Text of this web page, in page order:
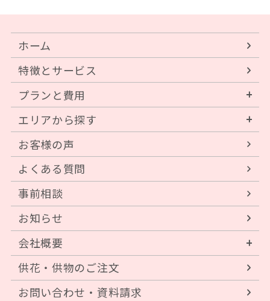
ホーム
特徴とサービス
プランと費用
エリアから探す
お客様の声
よくある質問
事前相談
お知らせ
会社概要
供花・供物のご注文
お問い合わせ・資料請求